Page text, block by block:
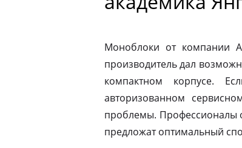
Моноблоки от компании
производитель дал
компактном корпусе.
авторизованном
проблемы. Профессионалы
предложат оптимальный